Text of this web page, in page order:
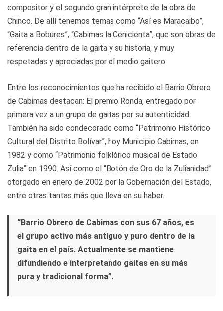
compositor y el segundo gran intérprete de la obra de
Chinco. De allí tenemos temas como “Así es Maracaibo”,
“Gaita a Bobures”, “Cabimas la Cenicienta”, que son obras de
referencia dentro de la gaita y su historia, y muy
respetadas y apreciadas por el medio gaitero.
Entre los reconocimientos que ha recibido el Barrio Obrero
de Cabimas destacan: El premio Ronda, entregado por
primera vez a un grupo de gaitas por su autenticidad.
También ha sido condecorado como “Patrimonio Histórico
Cultural del Distrito Bolívar”, hoy Municipio Cabimas, en
1982 y como “Patrimonio folklórico musical de Estado
Zulia” en 1990. Así como el “Botón de Oro de la Zulianidad”
otorgado en enero de 2002 por la Gobernación del Estado,
entre otras tantas más que lleva en su haber.
“Barrio Obrero de Cabimas con sus 67 años, es
el grupo activo más antiguo y puro dentro de la
gaita en el país. Actualmente se mantiene
difundiendo e interpretando gaitas en su más
pura y tradicional forma”.